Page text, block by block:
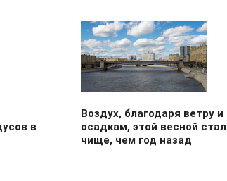
в
Воздух, благодаря ветру и
осадкам, этой весной стал
чище, чем год назад